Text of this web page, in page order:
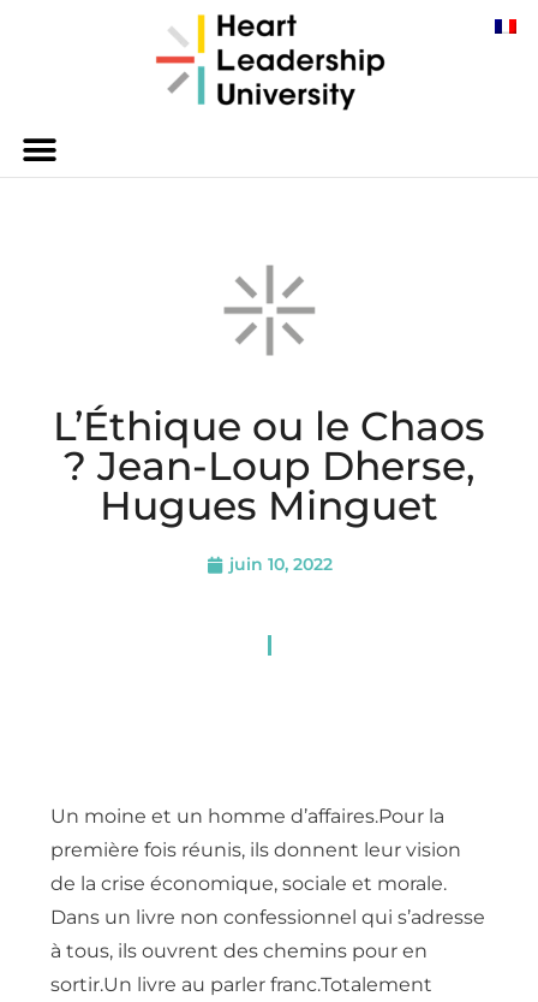
L’Éthique ou le Chaos
? Jean-Loup Dherse,
Hugues Minguet
juin 10, 2022
Un moine et un homme d’affaires.Pour la
première fois réunis, ils donnent leur vision
de la crise économique, sociale et morale.
Dans un livre non confessionnel qui s’adresse
à tous, ils ouvrent des chemins pour en
sortir.Un livre au parler franc.Totalement